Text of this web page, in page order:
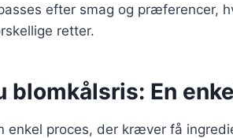
efter smag og præferencer,
retter.
blomkålsris: En
enkel proces, der kræver få